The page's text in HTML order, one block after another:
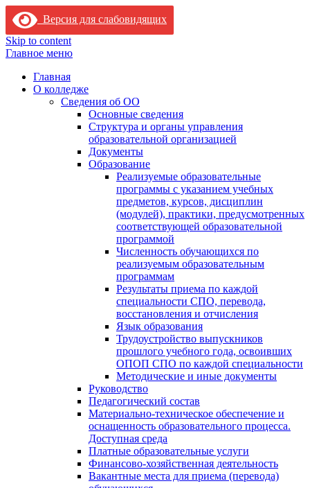
Версия для слабовидящих
Skip to content
Главное меню
Главная
О колледже
Сведения об ОО
Основные сведения
Структура и органы управления
образовательной организацией
Документы
Образование
Реализуемые образовательные
программы с указанием учебных
предметов, курсов, дисциплин
(модулей), практики, предусмотренных
соответствующей образовательной
программой
Численность обучающихся по
реализуемым образовательным
программам
Результаты приема по каждой
специальности СПО, перевода,
восстановления и отчисления
Язык образования
Трудоустройство выпускников
прошлого учебного года, освоивших
ОПОП СПО по каждой специальности
Методические и иные документы
Руководство
Педагогический состав
Материально-техническое обеспечение и
оснащенность образовательного процесса.
Доступная среда
Платные образовательные услуги
Финансово-хозяйственная деятельность
Вакантные места для приема (перевода)